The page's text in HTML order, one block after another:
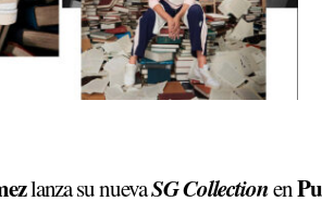
lanza su nuevaSG Collectionen